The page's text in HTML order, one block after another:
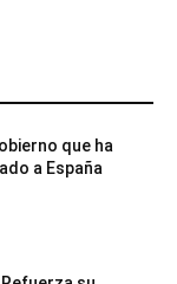
que ha
a España